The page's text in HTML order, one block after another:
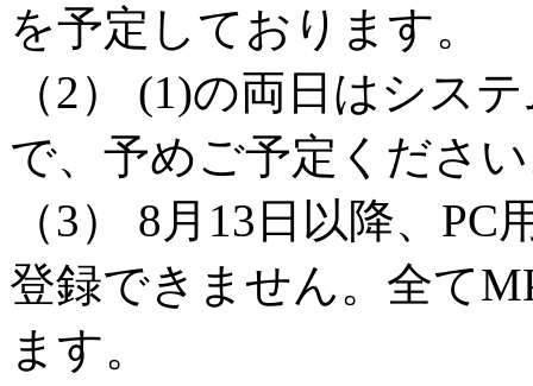
を予定しております。
（2） (1)の両日はシス
で、予めご予定くださ
（3） 8月13日以降、
登録できません。全て
ます。